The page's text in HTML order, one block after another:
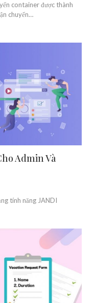
container được thành
chuyển…
Admin Và
tính năng JANDI